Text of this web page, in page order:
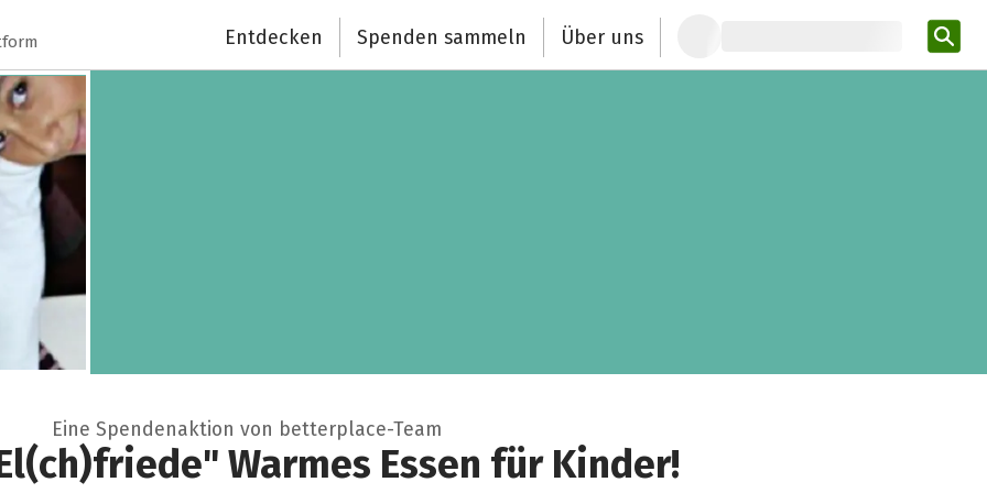
Entdecken Spenden sammeln Über uns
Eine Spendenaktion von betterplace-Team
Warmes Essen für Kinder!